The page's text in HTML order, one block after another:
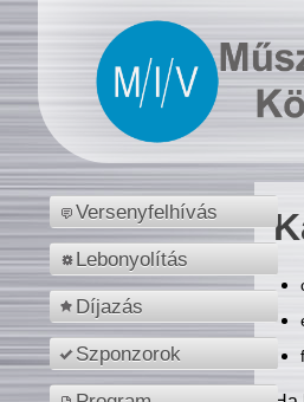
Versenyfelhívás
Lebonyolítás
Díjazás
Szponzorok